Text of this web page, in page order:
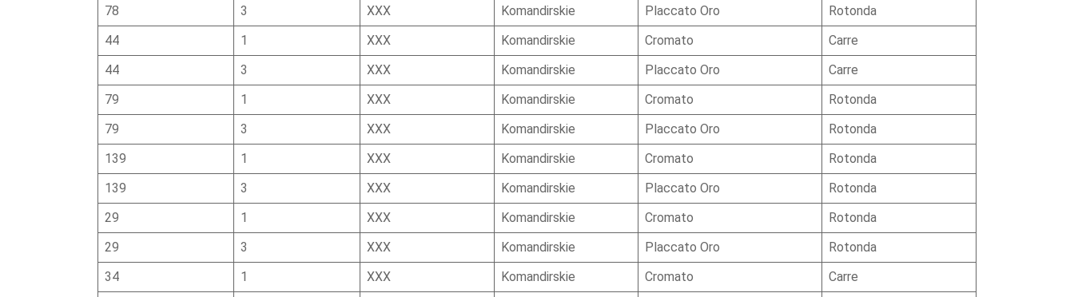
78
3 XXX Komandirskie Placcato Oro
Rotonda
44
1 XXX Komandirskie Cromato
Carre
44
3 XXX Komandirskie Placcato Oro
Carre
79
1 XXX Komandirskie Cromato
Rotonda
79
3 XXX Komandirskie Placcato Oro
Rotonda
139
1 XXX Komandirskie Cromato
Rotonda
139
3 XXX Komandirskie Placcato Oro
Rotonda
29
1 XXX Komandirskie Cromato
Rotonda
29
3 XXX Komandirskie Placcato Oro
Rotonda
34
1 XXX Komandirskie Cromato
Carre